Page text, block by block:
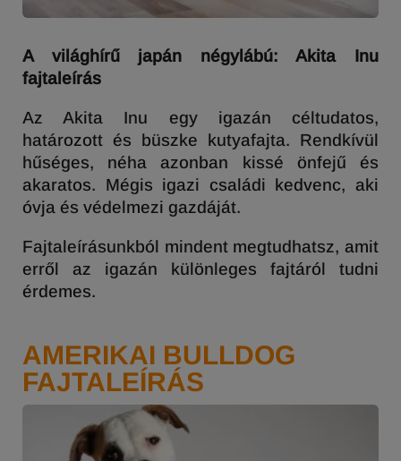
A világhírű japán négylábú: Akita Inu
fajtaleírás
Az Akita Inu egy igazán céltudatos,
határozott és büszke kutyafajta. Rendkívül
hűséges, néha azonban kissé önfejű és
akaratos. Mégis igazi családi kedvenc, aki
óvja és védelmezi gazdáját.
Fajtaleírásunkból mindent megtudhatsz, amit
erről az igazán különleges fajtáról tudni
érdemes.
AMERIKAI BULLDOG
FAJTALEÍRÁS